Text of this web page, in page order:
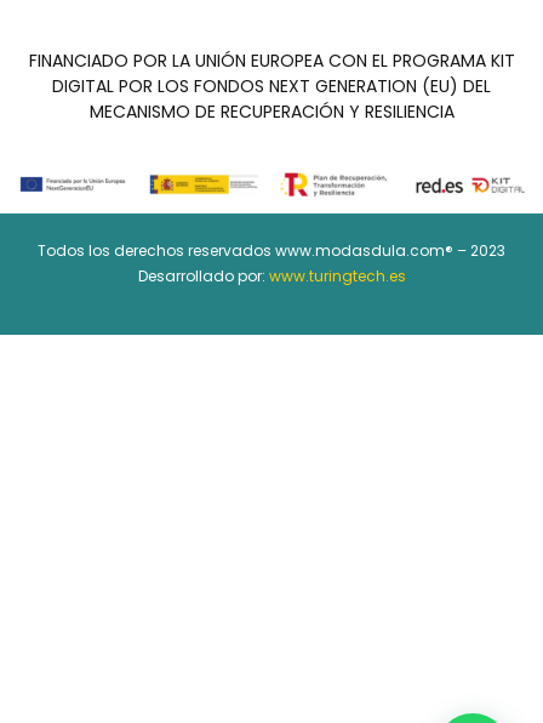
FINANCIADO POR LA UNIÓN EUROPEA CON EL PROGRAMA KIT
DIGITAL POR LOS FONDOS NEXT GENERATION (EU) DEL
MECANISMO DE RECUPERACIÓN Y RESILIENCIA
Todos los derechos reservados www.modasdula.com® – 2023
Desarrollado por: www.turingtech.es